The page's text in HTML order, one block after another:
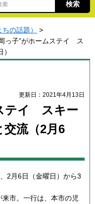
の話題）
>
っ子”がホームステイ ス
更新日：2021年4月13日
テイ スキー
流（2月6
2月6日（金曜日）から3
市。一行は、本市の児